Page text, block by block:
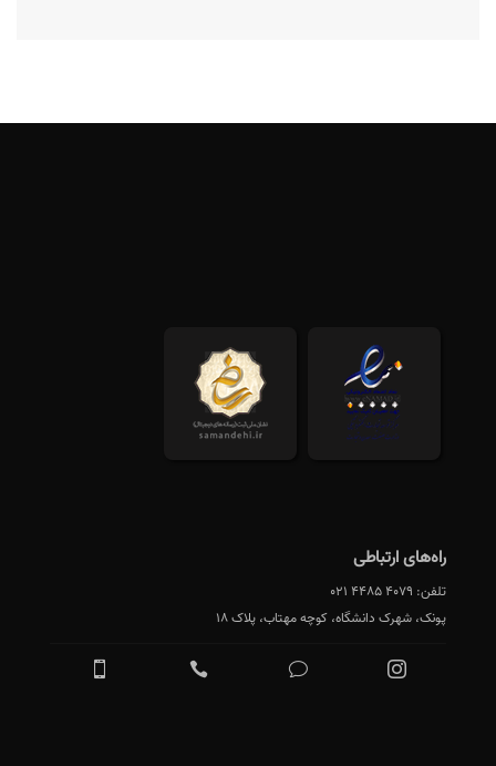
راه‌های ارتباطی
تلفن: 021 4485 4079
پونک، شهرک دانشگاه، کوچه مهتاب، پلاک 18